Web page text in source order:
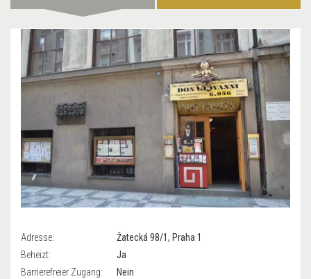
Adresse:
Žatecká 98/1, Praha 1
Beheizt:
Ja
Barrierefreier Zugang:
Nein